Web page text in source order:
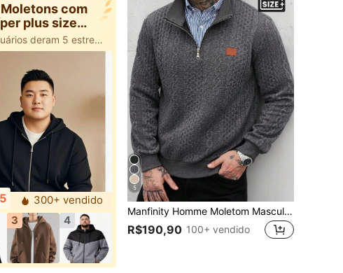
com
plus size
100+ usuários deram 5 estrelas
300+ vendido
3 4
5
Manfinity Homme Moletom Masculino Plus Size de Cor Sólida Texturizada com Zíper e Gola Alta, Novo Moletom Masculino Minimalista Casual com Zíper, Item Versátil Adequado para Uso Diário e Viagens, Moletom Masculino de Tricô Trançado, Malhas Masculinas, Moletom Masculino com Zíper Parcial, Roupas Masculinas, Looks Masculinos Cinza, Suéter Masculino Cinza com Zíper Parcial, Roupas de Inverno Masculinas
R$190,90 100+ vendido